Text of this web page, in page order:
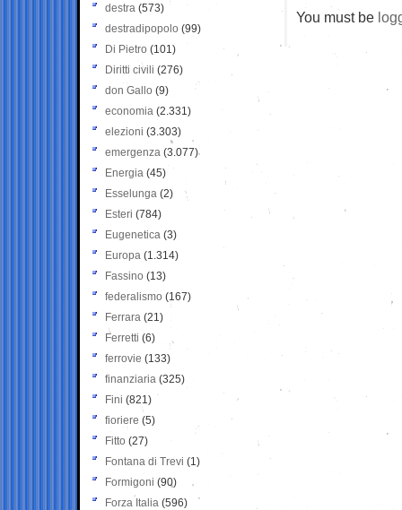
You must be
destra (573)
destradipopolo (99)
Di Pietro (101)
Diritti civili (276)
don Gallo (9)
economia (2.331)
elezioni (3.303)
emergenza (3.077)
Energia (45)
Esselunga (2)
Esteri (784)
Eugenetica (3)
Europa (1.314)
Fassino (13)
federalismo (167)
Ferrara (21)
Ferretti (6)
ferrovie (133)
finanziaria (325)
Fini (821)
fioriere (5)
Fitto (27)
Fontana di Trevi (1)
Formigoni (90)
Forza Italia (596)